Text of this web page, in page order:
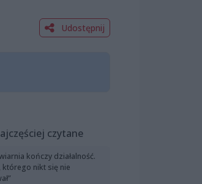
Udostępnij
czytane
kończy działalność.
którego nikt się nie